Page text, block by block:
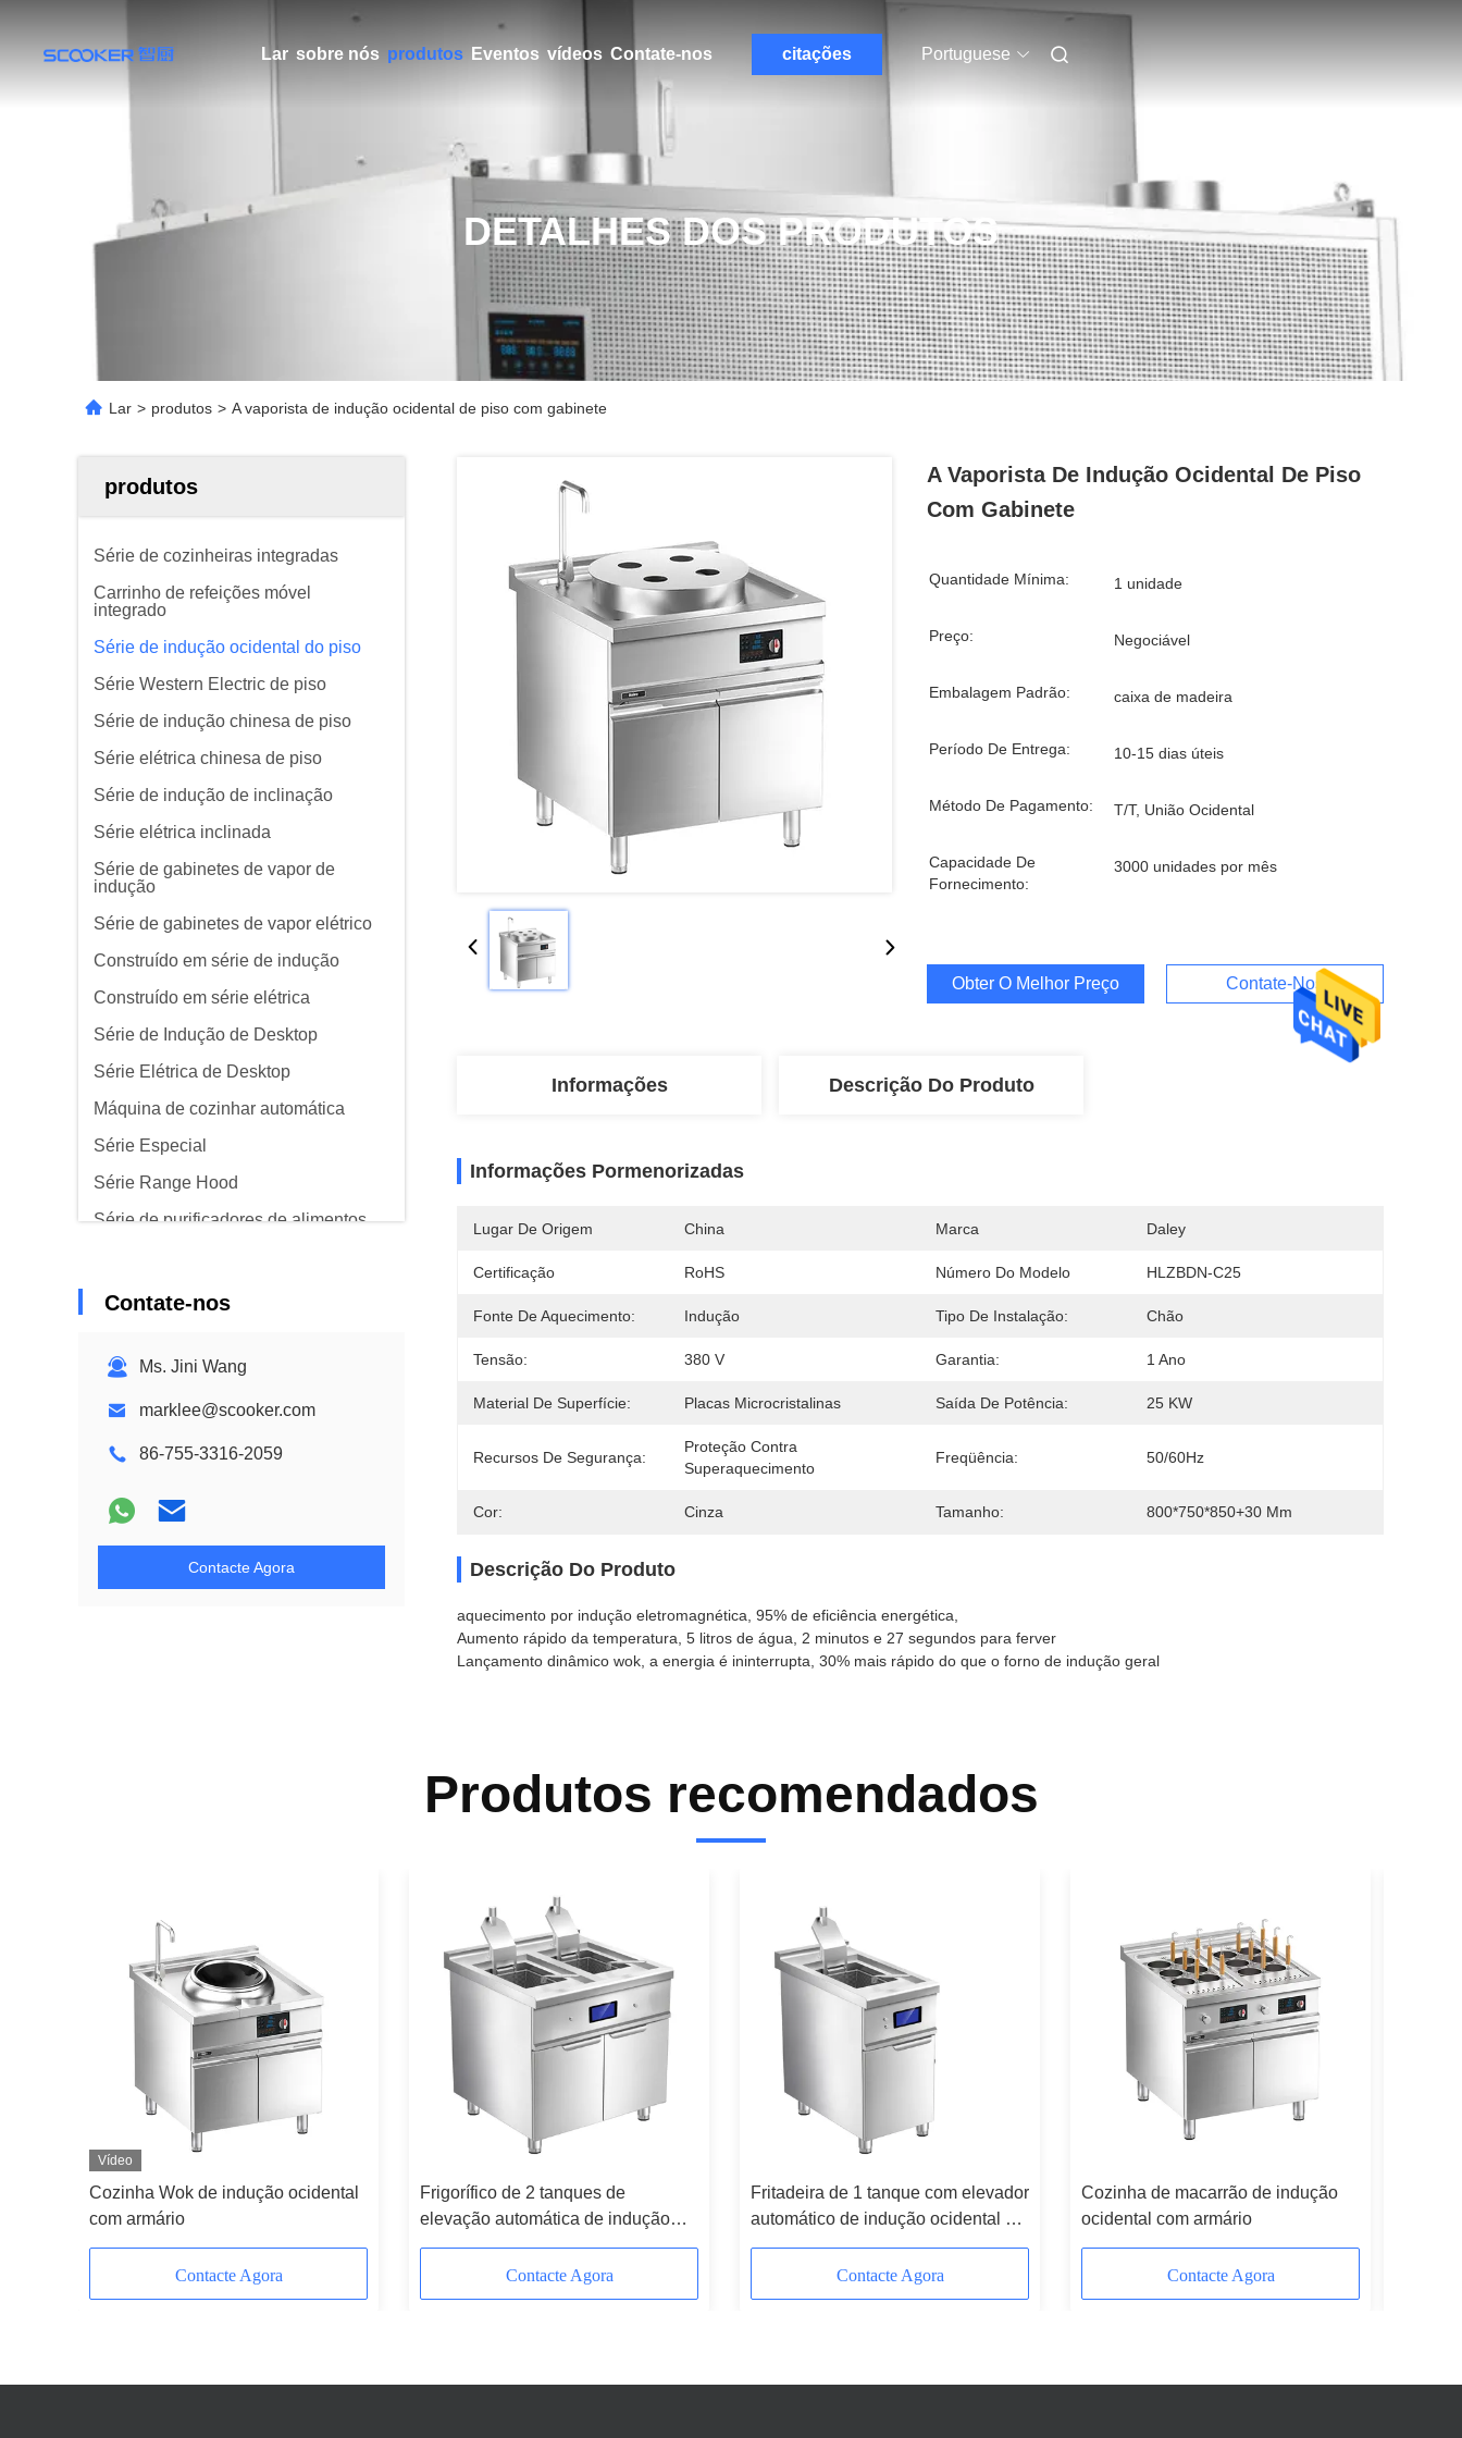
Lar sobre nós produtos Eventos vídeos Contate-nos citações Portuguese
DETALHES DOS PRODUTOS
Lar > produtos > A vaporista de indução ocidental de piso com gabinete
produtos
Série de cozinheiras integradas
Carrinho de refeições móvel
integrado
Série de indução ocidental do piso
Série Western Electric de piso
Série de indução chinesa de piso
Série elétrica chinesa de piso
Série de indução de inclinação
Série elétrica inclinada
Série de gabinetes de vapor de
indução
Série de gabinetes de vapor elétrico
Construído em série de indução
Construído em série elétrica
Série de Indução de Desktop
Série Elétrica de Desktop
Máquina de cozinhar automática
Série Especial
Série Range Hood
Série de purificadores de alimentos
Contate-nos
Ms. Jini Wang
marklee@scooker.com
86-755-3316-2059
Contacte Agora
A Vaporista De Indução Ocidental De Piso
Com Gabinete
Quantidade Mínima: 1 unidade
Preço: Negociável
Embalagem Padrão: caixa de madeira
Período De Entrega: 10-15 dias úteis
Método De Pagamento: T/T, União Ocidental
Capacidade De
Fornecimento:
3000 unidades por mês
Obter O Melhor Preço Contate-Nos
Informações Descrição Do Produto
Informações Pormenorizadas
Lugar De Origem China Marca Daley
Certificação RoHS Número Do Modelo HLZBDN-C25
Fonte De Aquecimento: Indução Tipo De Instalação: Chão
Tensão: 380 V Garantia: 1 Ano
Material De Superfície: Placas Microcristalinas Saída De Potência: 25 KW
Recursos De Segurança:
Proteção Contra
Superaquecimento
Freqüência: 50/60Hz
Cor: Cinza Tamanho: 800*750*850+30 Mm
Descrição Do Produto
aquecimento por indução eletromagnética, 95% de eficiência energética,
Aumento rápido da temperatura, 5 litros de água, 2 minutos e 27 segundos para ferver
Lançamento dinâmico wok, a energia é ininterrupta, 30% mais rápido do que o forno de indução geral
Produtos recomendados
Vídeo
Cozinha Wok de indução ocidental
com armário
Contacte Agora
Frigorífico de 2 tanques de
elevação automática de indução
ocidental com armário
Contacte Agora
Fritadeira de 1 tanque com elevador
automático de indução ocidental de
piso com gabinete
Contacte Agora
Cozinha de macarrão de indução
ocidental com armário
Contacte Agora